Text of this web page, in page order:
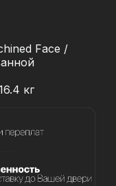
Face /
кг